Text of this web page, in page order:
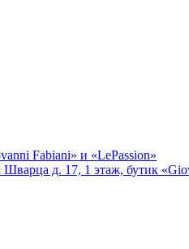
Fabiani» и «LePassion»
д. 17, 1 этаж, бутик